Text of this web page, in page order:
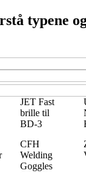
typene
JET Fast
brille til
BD-3
CFH
Welding
Goggles